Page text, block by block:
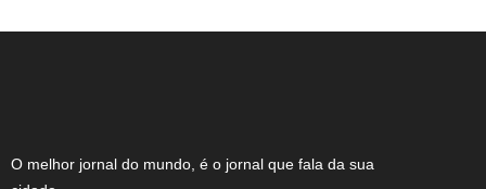
O melhor jornal do mundo, é o jornal que fala da sua